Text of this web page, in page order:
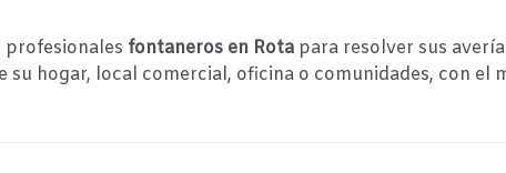
profesionales fontaneros en Rota para resolver sus
hogar, local comercial, oficina o comunidades, con el